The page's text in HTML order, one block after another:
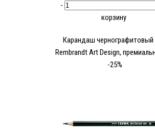
-
корзину
Карандаш чернографитовый
Rembrandt Art Design,
-25%